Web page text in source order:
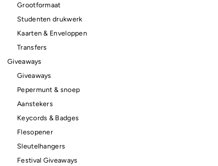
Grootformaat
Studenten drukwerk
Kaarten & Enveloppen
Transfers
Giveaways
Giveaways
Pepermunt & snoep
Aanstekers
Keycords & Badges
Flesopener
Sleutelhangers
Festival Giveaways